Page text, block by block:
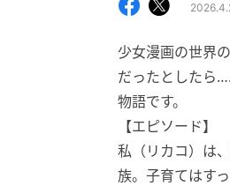
少女漫画の世界
だったとしたら
物語です。
【エピソード】
私（リカコ）は
族。子育てはす